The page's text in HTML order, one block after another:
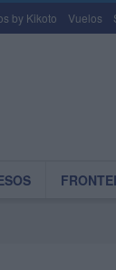
by Kikoto Vuelos